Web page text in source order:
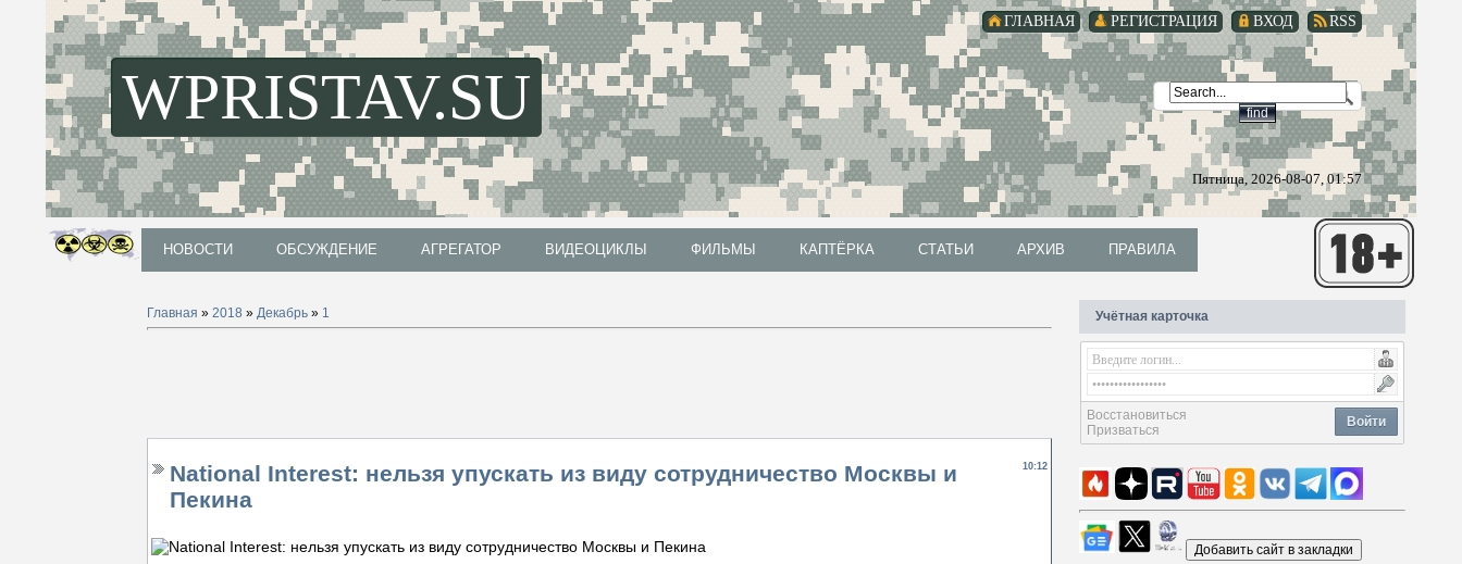
RSS
ВХОД
РЕГИСТРАЦИЯ
ГЛАВНАЯ
WPRISTAV.SU
Пятница, 2026-08-07, 01:57
НОВОСТИ ОБСУЖДЕНИЕ АГРЕГАТОР ВИДЕОЦИКЛЫ ФИЛЬМЫ КАПТЁРКА СТАТЬИ АРХИВ ПРАВИЛА
Главная » 2018 » Декабрь » 1
10:12
National Interest: нельзя упускать из виду сотрудничество Москвы и
Пекина
Учётная карточка
Войти
Восстановиться
Призваться